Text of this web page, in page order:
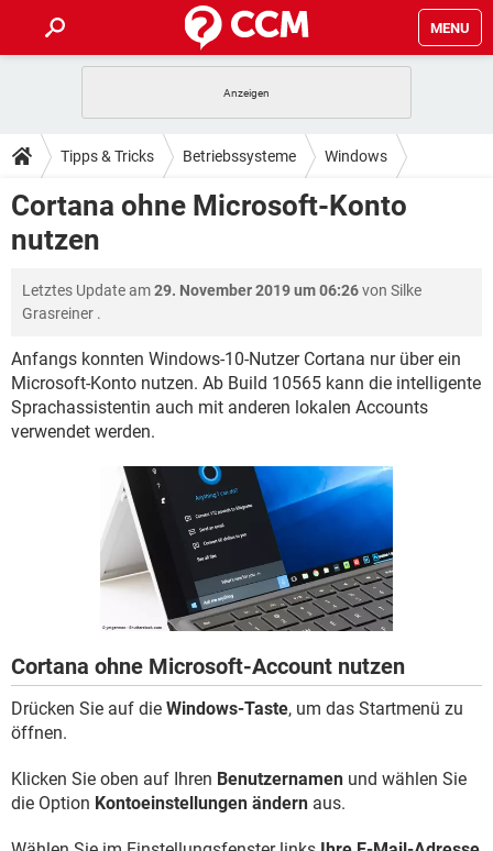
MENU
ANDROID IOS
WINDOWS 10 INSTAGRAM
WHATSAPP
TIPPS & TRICKS
SPIELE STREAMING
ANDROID IOS
WHATSAPP TIKTOK
DOWNLOADS
SPIELE
WINDOWS 10
WHATSAPP TIKTOK
FACEBOOK HARDWARE
FORUM
SPIELE STREAMING
WINDOWS 10 INSTAGRAM
WHATSAPP TIKTOK
LEXIKON
SPIELE STREAMING
ANDROID IOS
WINDOWS 10
HARDWARE
Tipps & Tricks Betriebssysteme Windows
Windows 10
Cortana ohne Microsoft-Konto
nutzen
Letztes Update am29. November 2019 um 06:26von Silke
Grasreiner .
Anfangs konnten Windows-10-Nutzer Cortana nur über ein
Microsoft-Konto nutzen. Ab Build 10565 kann die intelligente
Sprachassistentin auch mit anderen lokalen Accounts
verwendet werden.
Cortana ohne Microsoft-Account nutzen
Drücken Sie auf die Windows-Taste, um das Startmenü zu
öffnen.
Klicken Sie oben auf Ihren Benutzernamen und wählen Sie
die Option Kontoeinstellungen ändern aus.